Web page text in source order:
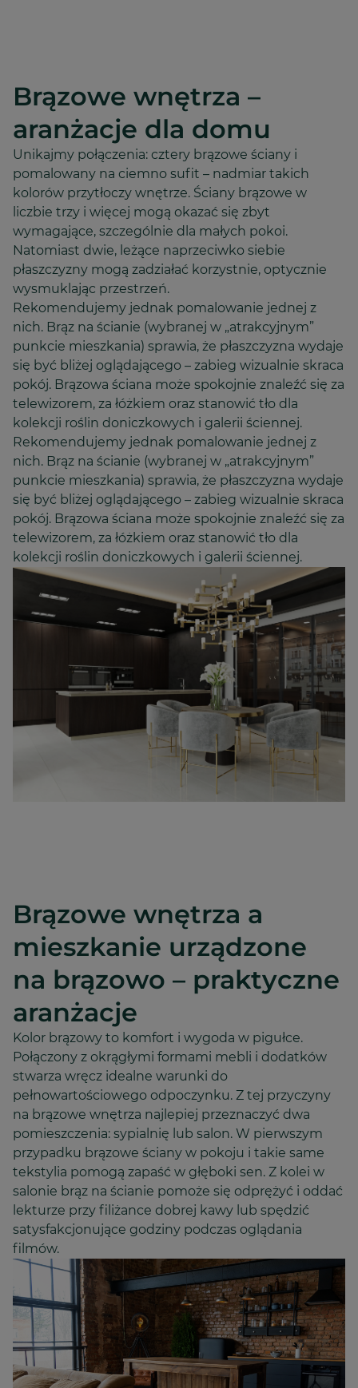
Brązowe wnętrza –
aranżacje dla domu
Unikajmy połączenia: cztery brązowe ściany i
pomalowany na ciemno sufit – nadmiar takich
kolorów przytłoczy wnętrze. Ściany brązowe w
liczbie trzy i więcej mogą okazać się zbyt
wymagające, szczególnie dla małych pokoi.
Natomiast dwie, leżące naprzeciwko siebie
płaszczyzny mogą zadziałać korzystnie, optycznie
wysmuklając przestrzeń.
Rekomendujemy jednak pomalowanie jednej z
nich. Brąz na ścianie (wybranej w „atrakcyjnym”
punkcie mieszkania) sprawia, że płaszczyzna wydaje
się być bliżej oglądającego – zabieg wizualnie skraca
pokój. Brązowa ściana może spokojnie znaleźć się za
telewizorem, za łóżkiem oraz stanowić tło dla
kolekcji roślin doniczkowych i galerii ściennej.
Rekomendujemy jednak pomalowanie jednej z
nich. Brąz na ścianie (wybranej w „atrakcyjnym”
punkcie mieszkania) sprawia, że płaszczyzna wydaje
się być bliżej oglądającego – zabieg wizualnie skraca
pokój. Brązowa ściana może spokojnie znaleźć się za
telewizorem, za łóżkiem oraz stanowić tło dla
kolekcji roślin doniczkowych i galerii ściennej.
Brązowe wnętrza a
mieszkanie urządzone
na brązowo – praktyczne
aranżacje
Kolor brązowy to komfort i wygoda w pigułce.
Połączony z okrągłymi formami mebli i dodatków
stwarza wręcz idealne warunki do
pełnowartościowego odpoczynku. Z tej przyczyny
na brązowe wnętrza najlepiej przeznaczyć dwa
pomieszczenia: sypialnię lub salon. W pierwszym
przypadku brązowe ściany w pokoju i takie same
tekstylia pomogą zapaść w głęboki sen. Z kolei w
salonie brąz na ścianie pomoże się odprężyć i oddać
lekturze przy filiżance dobrej kawy lub spędzić
satysfakcjonujące godziny podczas oglądania
filmów.